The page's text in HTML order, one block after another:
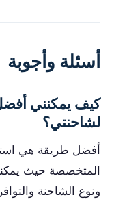
أسئلة وأجوبة
كيف يمكنني
لشاحنتي؟
أفضل طريقة هي
المتخصصة حيث
ونوع الشاحنة